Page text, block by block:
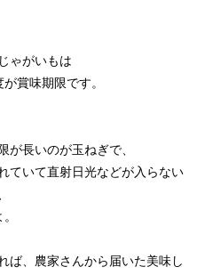
ゃがいもは
賞味期限です。
が長いのが玉ねぎで、
ていて直射日光などが入らない
ば、農家さんから届いた美味し